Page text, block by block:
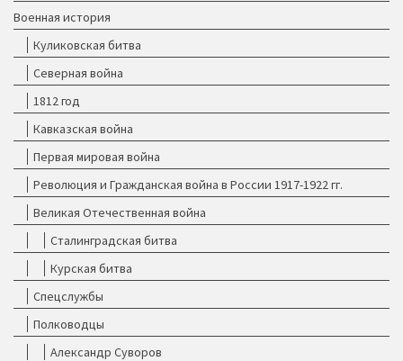
Военная история
Куликовская битва
Северная война
1812 год
Кавказская война
Первая мировая война
Революция и Гражданская война в России 1917-1922 гг.
Великая Отечественная война
Сталинградская битва
Курская битва
Спецслужбы
Полководцы
Александр Суворов